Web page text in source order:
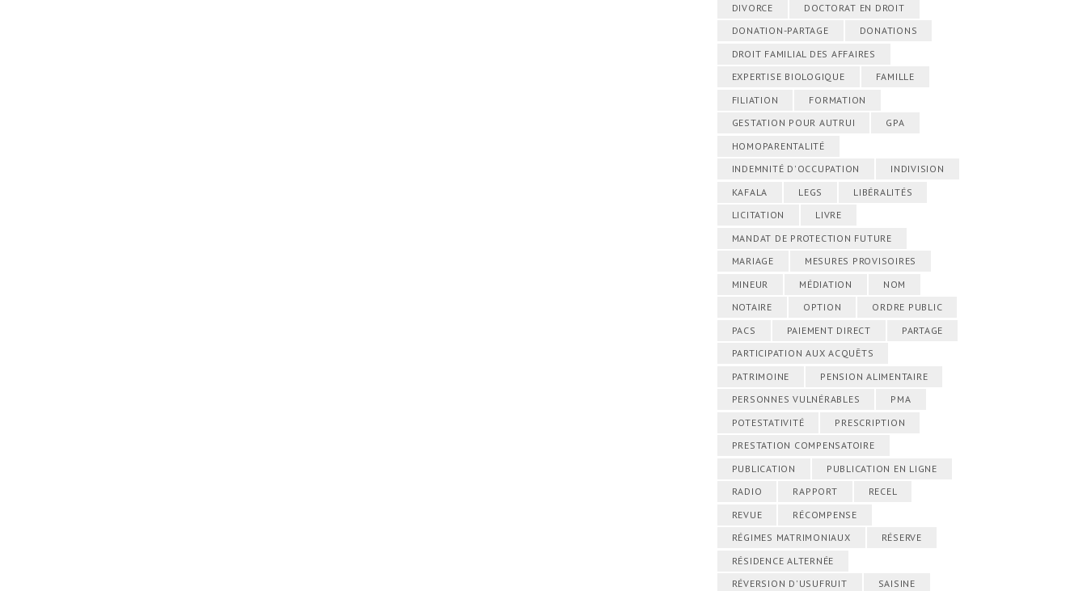
DIVORCE
DOCTORAT EN DROIT
DONATION-PARTAGE
DONATIONS
DROIT FAMILIAL DES AFFAIRES
EXPERTISE BIOLOGIQUE
FAMILLE
FILIATION
FORMATION
GESTATION POUR AUTRUI
GPA
HOMOPARENTALITÉ
INDEMNITÉ D'OCCUPATION
INDIVISION
KAFALA
LEGS
LIBÉRALITÉS
LICITATION
LIVRE
MANDAT DE PROTECTION FUTURE
MARIAGE
MESURES PROVISOIRES
MINEUR
MÉDIATION
NOM
NOTAIRE
OPTION
ORDRE PUBLIC
PACS
PAIEMENT DIRECT
PARTAGE
PARTICIPATION AUX ACQUÊTS
PATRIMOINE
PENSION ALIMENTAIRE
PERSONNES VULNÉRABLES
PMA
POTESTATIVITÉ
PRESCRIPTION
PRESTATION COMPENSATOIRE
PUBLICATION
PUBLICATION EN LIGNE
RADIO
RAPPORT
RECEL
REVUE
RÉCOMPENSE
RÉGIMES MATRIMONIAUX
RÉSERVE
RÉSIDENCE ALTERNÉE
RÉVERSION D'USUFRUIT
SAISINE